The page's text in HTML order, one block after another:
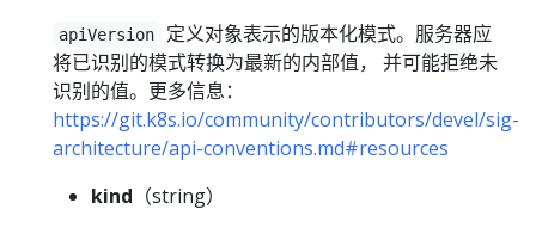
apiVersion
定义对象表示的版本化模式。服务器应
将已识别的模式转换为最新的内部值， 并可能拒绝未
识别的值。更多信息：
https://git.k8s.io/community/contributors/devel/sig-
architecture/api-conventions.md#resources
kind （string）